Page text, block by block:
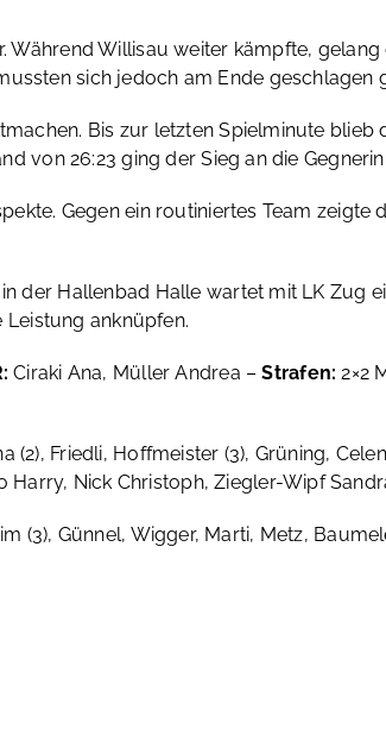
Willisau weiter kämpfte,
sich jedoch am Ende geschlagen
Bis zur letzten Spielminute blieb
von 26:23 ging der Sieg an die
Gegen ein routiniertes Team zeigte
der Hallenbad Halle wartet mit LK Zug
anknüpfen.
Ciraki Ana, Müller Andrea –Strafen: 2×2
(2), Friedli, Hoffmeister (3), Grüning,
Harry, Nick Christoph, Ziegler-Wipf
(3), Günnel, Wigger, Marti, Metz,